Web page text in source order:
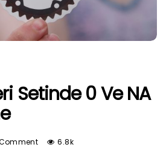
Setinde 0 Ve NA
6.8k